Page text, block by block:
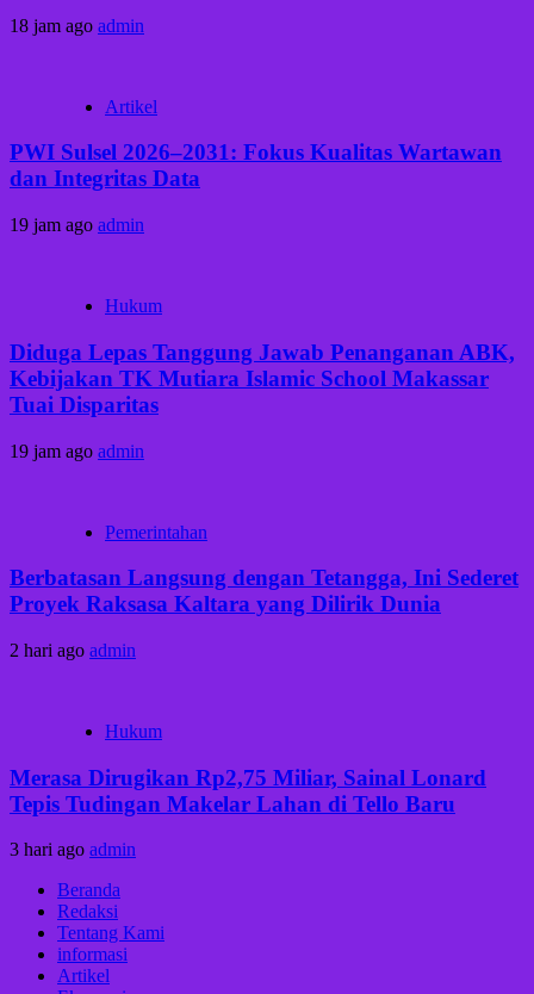
18 jam ago admin
Artikel
PWI Sulsel 2026–2031: Fokus Kualitas Wartawan
dan Integritas Data
19 jam ago admin
Hukum
Diduga Lepas Tanggung Jawab Penanganan ABK,
Kebijakan TK Mutiara Islamic School Makassar
Tuai Disparitas
19 jam ago admin
Pemerintahan
Berbatasan Langsung dengan Tetangga, Ini Sederet
Proyek Raksasa Kaltara yang Dilirik Dunia
2 hari ago admin
Hukum
Merasa Dirugikan Rp2,75 Miliar, Sainal Lonard
Tepis Tudingan Makelar Lahan di Tello Baru
3 hari ago admin
Beranda
Redaksi
Tentang Kami
informasi
Artikel